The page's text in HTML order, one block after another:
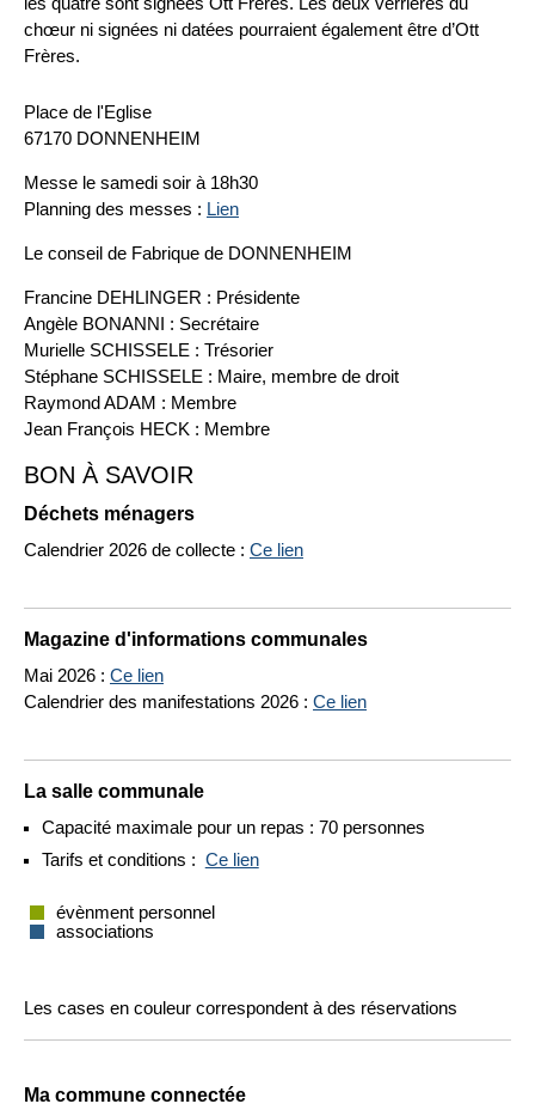
Place de l'Eglise
67170 DONNENHEIM
Messe le samedi soir à 18h30
Planning des messes : Lien
Le conseil de Fabrique de DONNENHEIM
Francine DEHLINGER : Présidente
Angèle BONANNI : Secrétaire
Murielle SCHISSELE : Trésorier
Stéphane SCHISSELE : Maire, membre de droit
Raymond ADAM : Membre
Jean François HECK : Membre
BON À SAVOIR
Déchets ménagers
Calendrier 2026 de collecte : Ce lien
Magazine d'informations communales
Mai 2026 : Ce lien
Calendrier des manifestations 2026 : Ce lien
La salle communale
Capacité maximale pour un repas : 70 personnes
Tarifs et conditions : Ce lien
évènment personnel
associations
Les cases en couleur correspondent à des réservations
Ma commune connectée
chœur ni signées ni datées pourraient également être d’Ott
Frères.